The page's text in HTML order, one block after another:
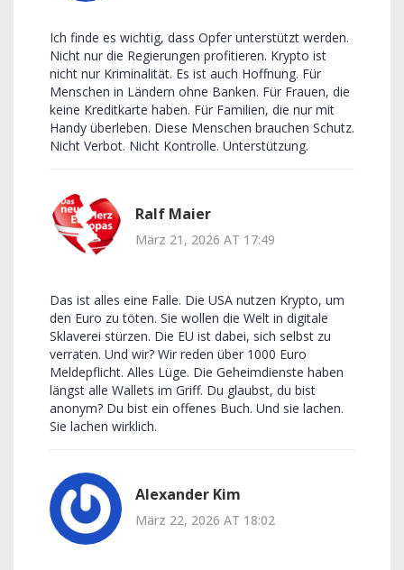
Ich finde es wichtig, dass Opfer unterstützt werden.
Nicht nur die Regierungen profitieren. Krypto ist
nicht nur Kriminalität. Es ist auch Hoffnung. Für
Menschen in Ländern ohne Banken. Für Frauen, die
keine Kreditkarte haben. Für Familien, die nur mit
Handy überleben. Diese Menschen brauchen Schutz.
Nicht Verbot. Nicht Kontrolle. Unterstützung.
Ralf Maier
März 21, 2026 AT 17:49
Das ist alles eine Falle. Die USA nutzen Krypto, um
den Euro zu töten. Sie wollen die Welt in digitale
Sklaverei stürzen. Die EU ist dabei, sich selbst zu
verraten. Und wir? Wir reden über 1000 Euro
Meldepflicht. Alles Lüge. Die Geheimdienste haben
längst alle Wallets im Griff. Du glaubst, du bist
anonym? Du bist ein offenes Buch. Und sie lachen.
Sie lachen wirklich.
Alexander Kim
März 22, 2026 AT 18:02